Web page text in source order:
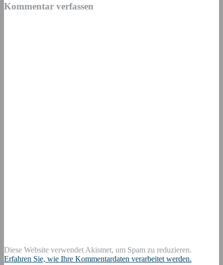
Kommentar verfassen
Diese Website verwendet Akismet, um Spam zu reduzieren.
Erfahren Sie, wie Ihre Kommentardaten verarbeitet werden.